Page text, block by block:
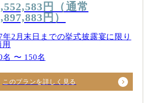
円（通常
円）
年2月末日までの挙式披露宴に限り
用
名 〜 150名
このプランを詳しく見る